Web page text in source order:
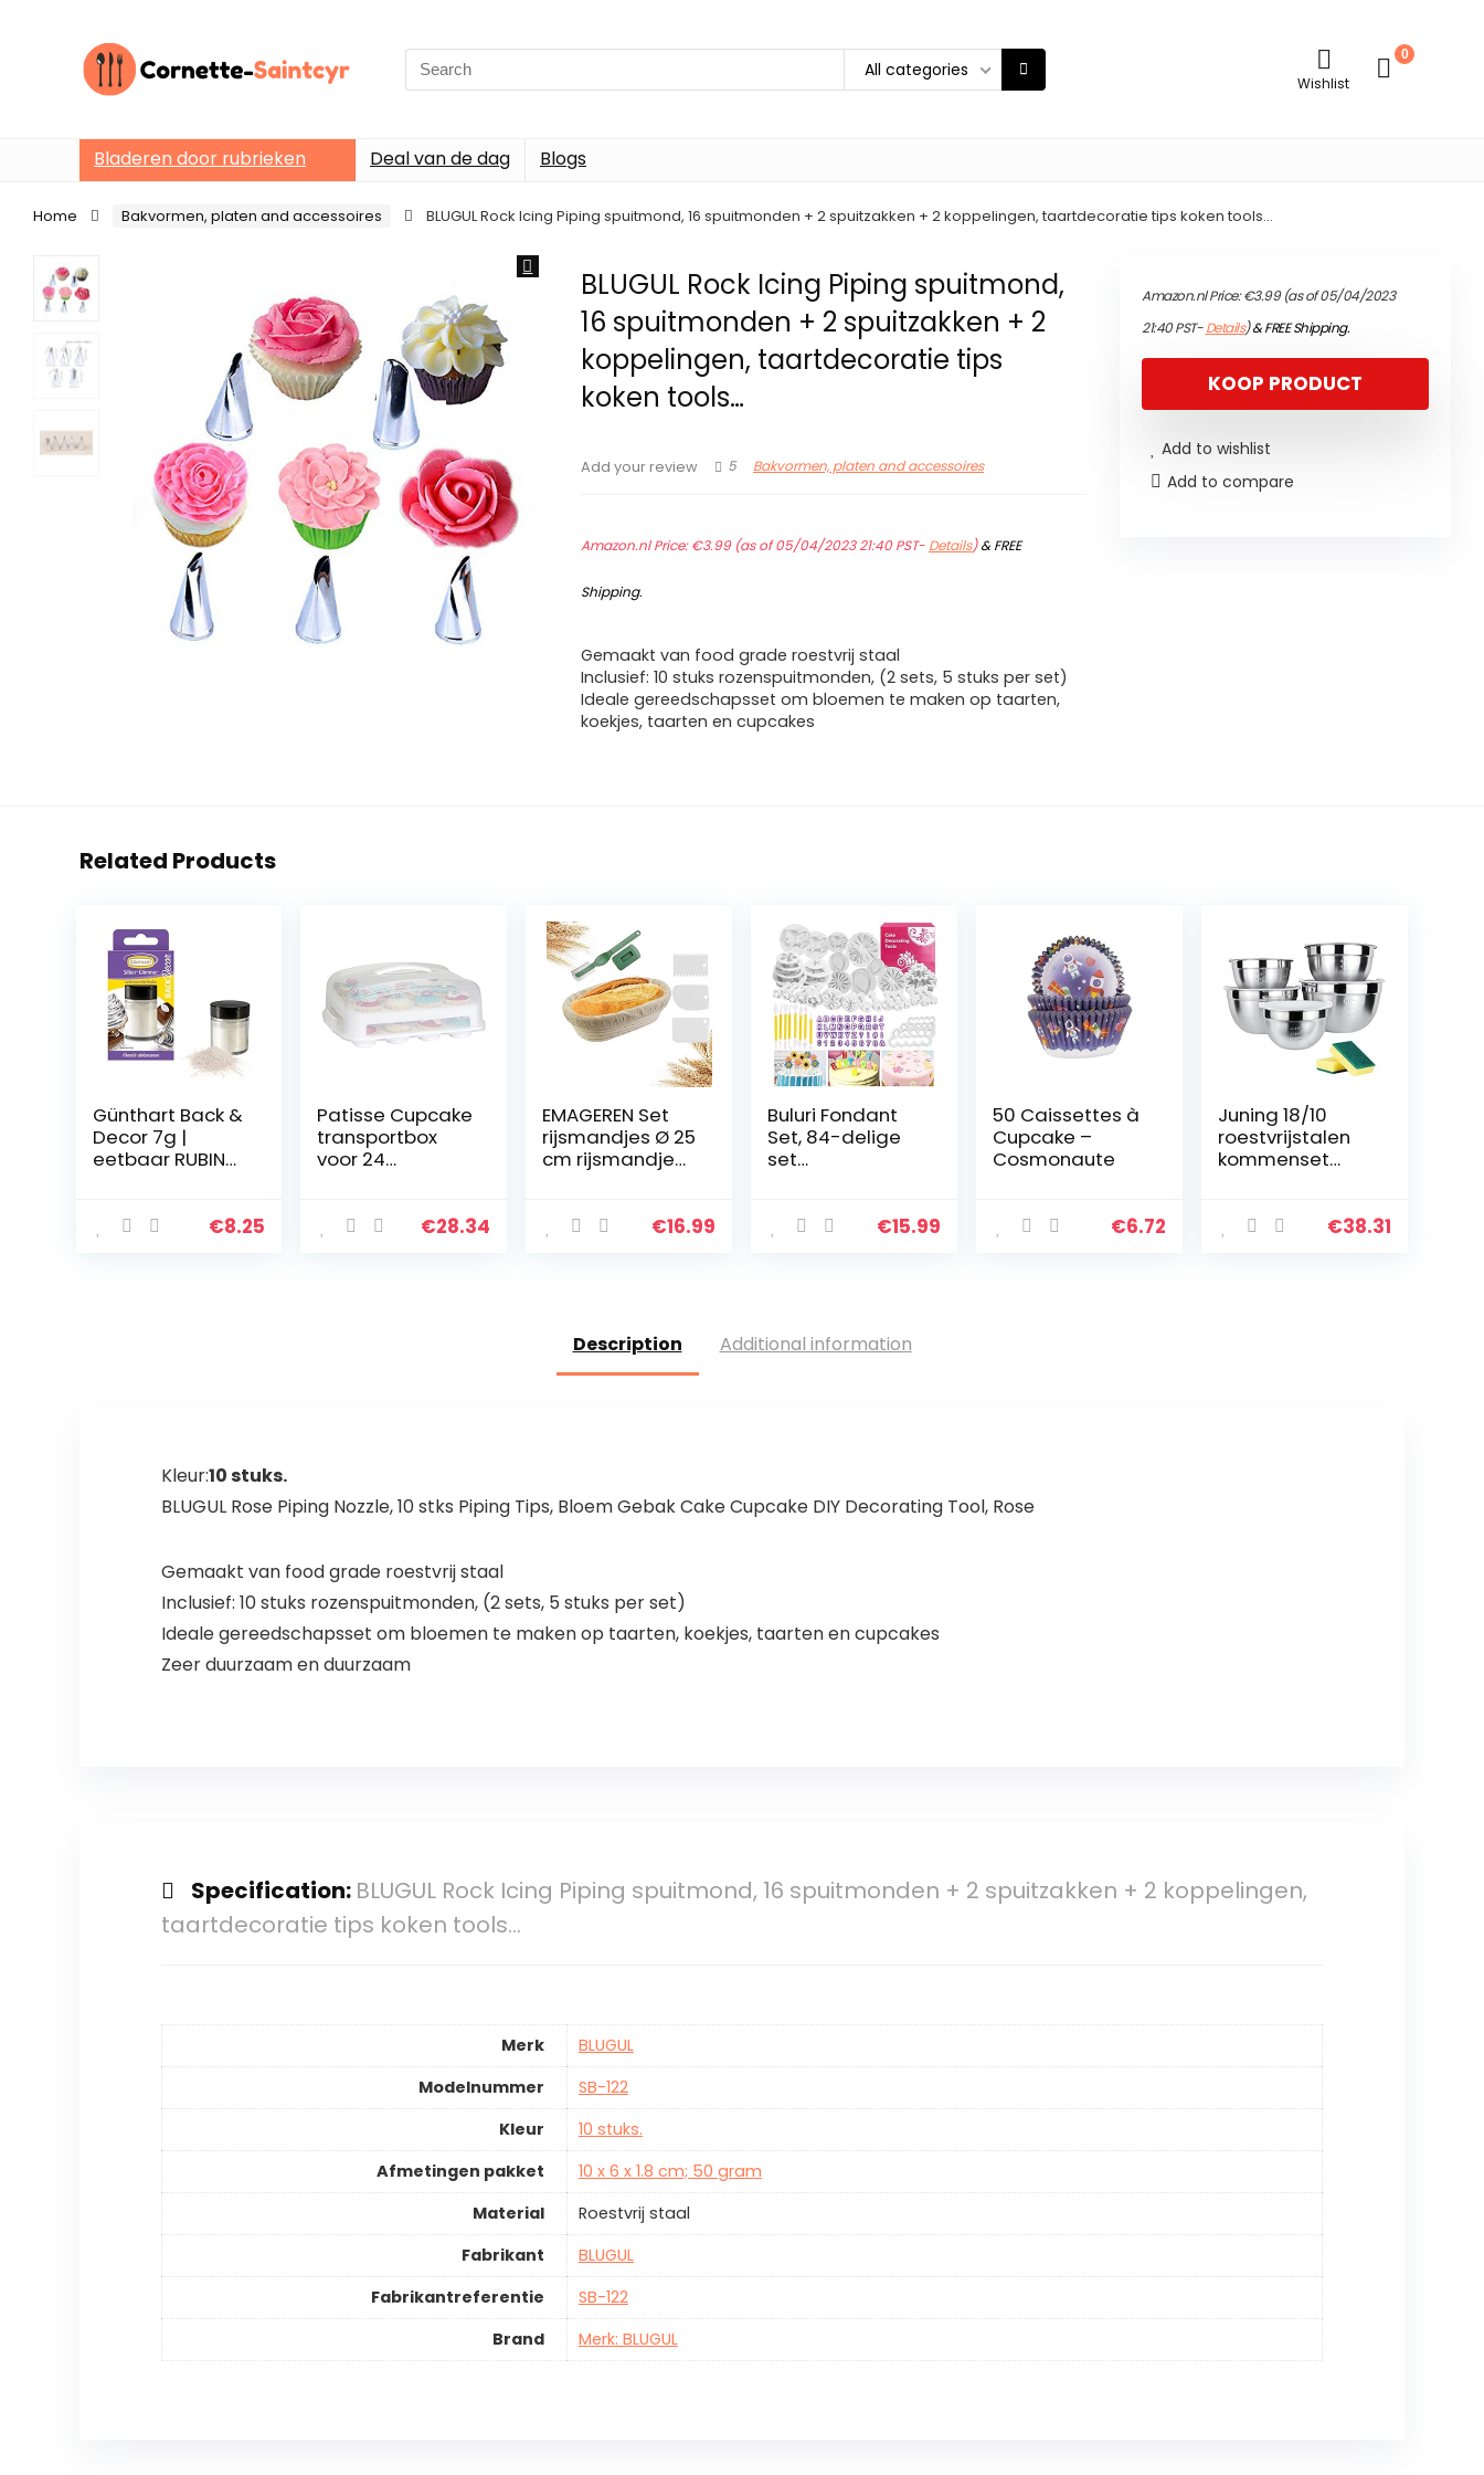
Search
for:
All categories
Wishlist
0
Bladeren door rubrieken Deal van de dag Blogs
Home Bakvormen, platen and accessoires BLUGUL Rock Icing Piping spuitmond, 16 spuitmonden + 2 spuitzakken + 2 koppelingen, taartdecoratie tips koken tools…
BLUGUL Rock Icing Piping spuitmond,
16 spuitmonden + 2 spuitzakken + 2
koppelingen, taartdecoratie tips
koken tools…
Add your review 5 Bakvormen, platen and accessoires
Amazon.nl Price:€3.99(as of 05/04/2023 21:40 PST- Details)&FREE
Shipping.
Gemaakt van food grade roestvrij staal
Inclusief: 10 stuks rozenspuitmonden, (2 sets, 5 stuks per set)
Ideale gereedschapsset om bloemen te maken op taarten,
koekjes, taarten en cupcakes
Amazon.nl Price:€3.99(as of 05/04/2023
21:40 PST-Details)&FREE Shipping.
KOOP PRODUCT
Add to wishlist
Add to compare
Related Products
Günthart Back &
Decor 7g |
eetbaar RUBIN
kleurpoeder |€8.25
Patisse Cupcake
transportbox
voor 24
verdiepingen.
€28.34
EMAGEREN Set
rijsmandjes Ø 25
cm rijsmandje
handgemaakte
€16.99
Buluri Fondant
Set, 84-delige
set
met premium
€15.99
50 Caissettes à
Cupcake –
Cosmonaute
€6.72
Juning 18/10
roestvrijstalen
kommenset
kunststof deksel,
€38.31
Description Additional information
Kleur:10 stuks.
BLUGUL Rose Piping Nozzle, 10 stks Piping Tips, Bloem Gebak Cake Cupcake DIY Decorating Tool, Rose
Gemaakt van food grade roestvrij staal
Inclusief: 10 stuks rozenspuitmonden, (2 sets, 5 stuks per set)
Ideale gereedschapsset om bloemen te maken op taarten, koekjes, taarten en cupcakes
Zeer duurzaam en duurzaam
Specification: BLUGUL Rock Icing Piping spuitmond, 16 spuitmonden + 2 spuitzakken + 2 koppelingen,
taartdecoratie tips koken tools…
Merk
BLUGUL
Modelnummer
SB-122
Kleur
10 stuks.
Afmetingen pakket
10 x 6 x 1.8 cm; 50 gram
Material
Roestvrij staal
Fabrikant
BLUGUL
Fabrikantreferentie
SB-122
Brand
Merk: BLUGUL